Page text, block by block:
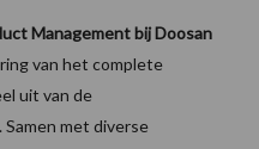
Management bij Doosan
van het complete
uit van de
met diverse